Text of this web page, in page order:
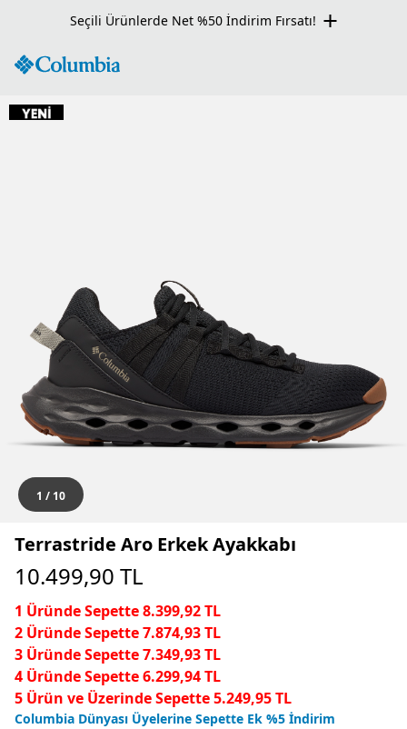
Seçili Ürünlerde Net %50 İndirim Fırsatı!
1 / 10
Terrastride Aro Erkek Ayakkabı
10.499,90 TL
1 Üründe Sepette 8.399,92 TL
2 Üründe Sepette 7.874,93 TL
3 Üründe Sepette 7.349,93 TL
4 Üründe Sepette 6.299,94 TL
5 Ürün ve Üzerinde Sepette 5.249,95 TL
Columbia Dünyası Üyelerine Sepette Ek %5 İndirim